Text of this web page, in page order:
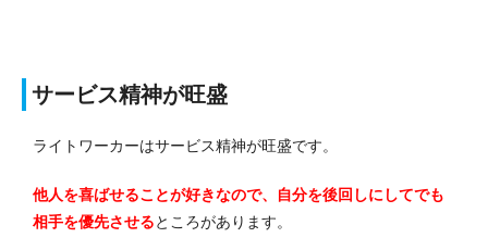
サービス精神が旺盛
ライトワーカーはサービス精神が旺盛です。
他人を喜ばせることが好きなので、自分を後回しにしてでも
相手を優先させるところがあります。